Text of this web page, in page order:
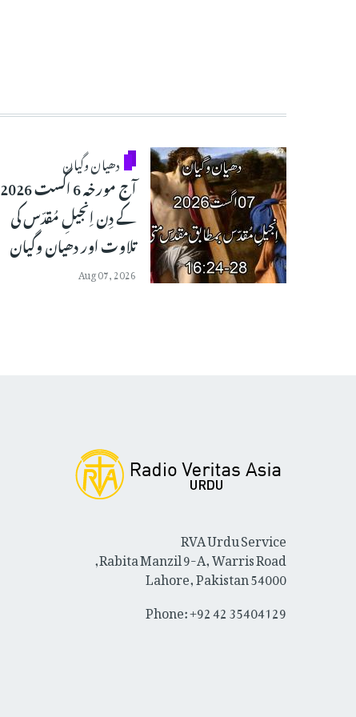
دھیان وگیان
آج مورخہ 6 اگست 2026
کے دِن اِنجیلِ مُقدّس کی
تلاوت اور دھیان وگیان
Aug 07, 2026
RVA Urdu Service
Rabita Manzil 9-A, Warris Road,
Lahore, Pakistan 54000
Phone: +92 42 35404129